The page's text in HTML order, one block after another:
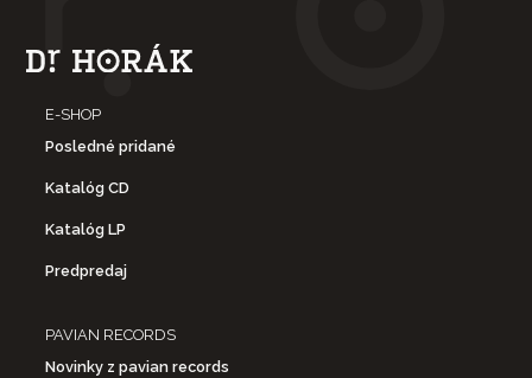
E-SHOP
Posledné pridané
Katalóg CD
Katalóg LP
Predpredaj
PAVIAN RECORDS
Novinky z pavian records